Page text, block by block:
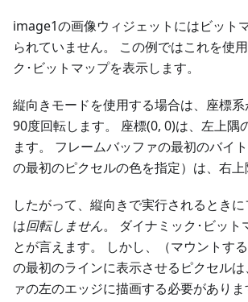
image1の画像ウィジェットにはビット
られていません。 この例ではこれを使
ク･ビットマップを表示します。
縦向きモードを使用する場合は、座標
90度回転します。 座標(0, 0)は、左上隅
ます。 フレームバッファの最初のバイ
の最初のピクセルの色を指定）は、右上
したがって、縦向きで実行されるとき
は回転しません。 ダイナミック･ビット
とが言えます。 しかし、（マウントす
の最初のラインに表示させるピクセル
ァの左のエッジに描画する必要がありま